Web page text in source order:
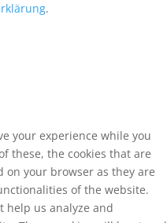
.
your experience while you
these, the cookies that are
on your browser as they are
of the website.
help us analyze and